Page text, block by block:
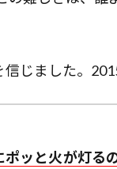
じました。
ッと火が灯る